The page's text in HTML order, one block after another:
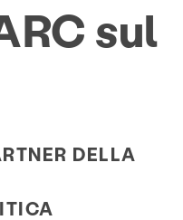
sul
DELLA